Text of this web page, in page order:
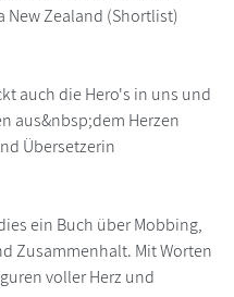
New Zealand (Shortlist)
auch die Hero's in uns und
aus&nbsp;dem Herzen
Übersetzerin
ein Buch über Mobbing,
Zusammenhalt. Mit Worten
voller Herz und